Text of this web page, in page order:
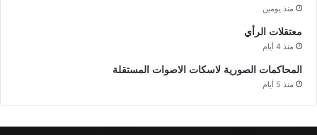
منذ يومين
معتقلات الرأي
منذ 4 أيام
المحاكمات الصورية لاسكات الاصوات المستقلة
منذ 5 أيام